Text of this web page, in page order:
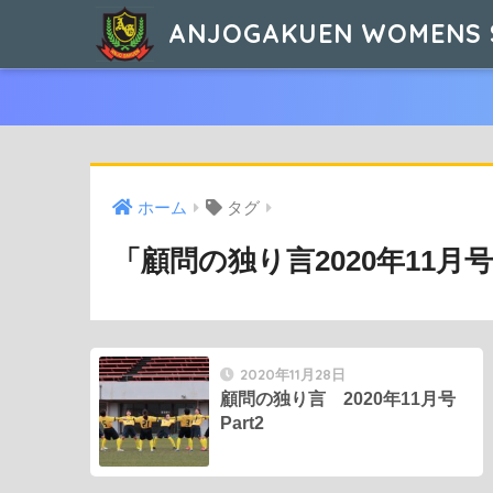
ANJOGAKUEN WOMENS
ホーム タグ
「顧問の独り言2020年11月
2020年11月28日
顧問の独り言 2020年11月号
Part2